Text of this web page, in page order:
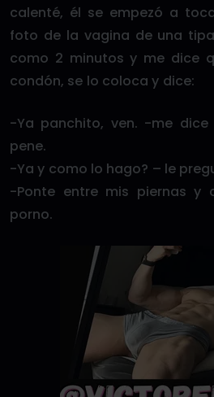
calenté, él se empezó a
foto de la vagina de una
como 2 minutos y me dice
condón, se lo coloca y dice:
-Ya panchito, ven. -me
pene.
-Ya y como lo hago? – le
-Ponte entre mis piernas y
porno.